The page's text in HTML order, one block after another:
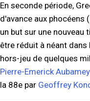
En seconde période,
d'avance aux phocéens
un but sur une nouveau
être réduit à néant
hors-jeu de quelques
Pierre-Emerick
la 88e par Geoffrey